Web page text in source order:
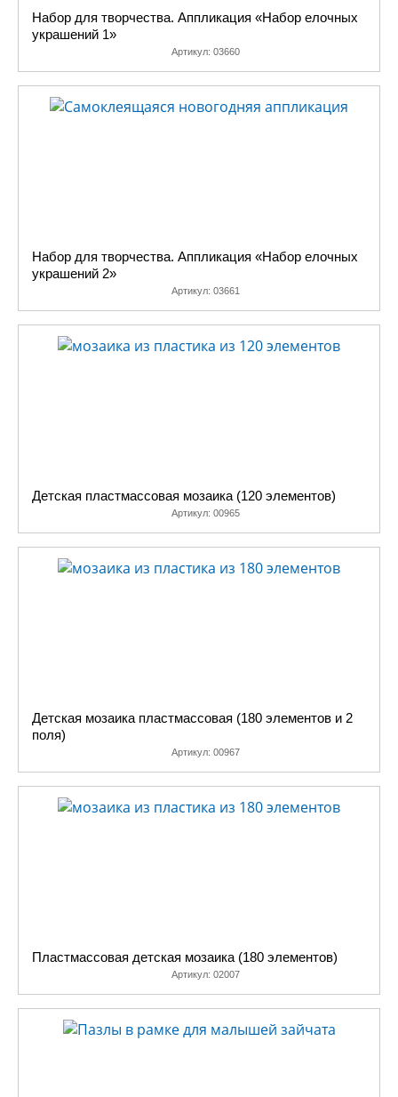
Набор для творчества. Аппликация «Набор елочных
украшений 1»
Артикул: 03660
Набор для творчества. Аппликация «Набор елочных
украшений 2»
Артикул: 03661
Детская пластмассовая мозаика (120 элементов)
Артикул: 00965
Детская мозаика пластмассовая (180 элементов и 2
поля)
Артикул: 00967
Пластмассовая детская мозаика (180 элементов)
Артикул: 02007